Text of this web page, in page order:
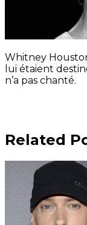
Whitney
lui étaient
n’a pas chanté.
Related